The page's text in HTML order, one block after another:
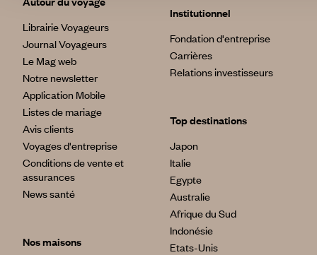
Librairie Voyageurs
Journal Voyageurs
Le Mag web
Notre newsletter
Application Mobile
Listes de mariage
Avis clients
Voyages d'entreprise
Conditions de vente et
assurances
News santé
Nos maisons
Institutionnel
Fondation d'entreprise
Carrières
Relations investisseurs
Top destinations
Japon
Italie
Egypte
Australie
Afrique du Sud
Indonésie
Etats-Unis